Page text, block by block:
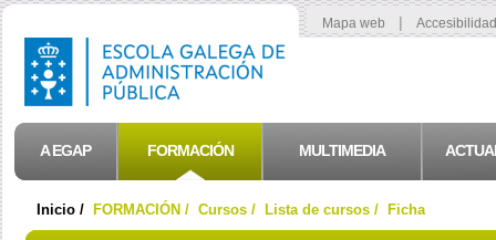
Mapa web |
A EGAP FORMACIÓN MULTIMEDIA
Inicio / FORMACIÓN / Cursos / Lista de cursos / Ficha